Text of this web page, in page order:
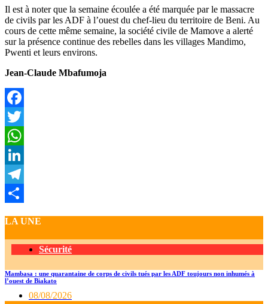
Il est à noter que la semaine écoulée a été marquée par le massacre
de civils par les ADF à l’ouest du chef-lieu du territoire de Beni. Au
cours de cette même semaine, la société civile de Mamove a alerté
sur la présence continue des rebelles dans les villages Mandimo,
Pwenti et leurs environs.
Jean-Claude Mbafumoja
Facebook
Twitter
WhatsApp
LinkedIn
Telegram
LA UNE
Sécurité
Mambasa : une quarantaine de corps de civils tués par les ADF toujours non inhumés à
l’ouest de Biakato
08/08/2026